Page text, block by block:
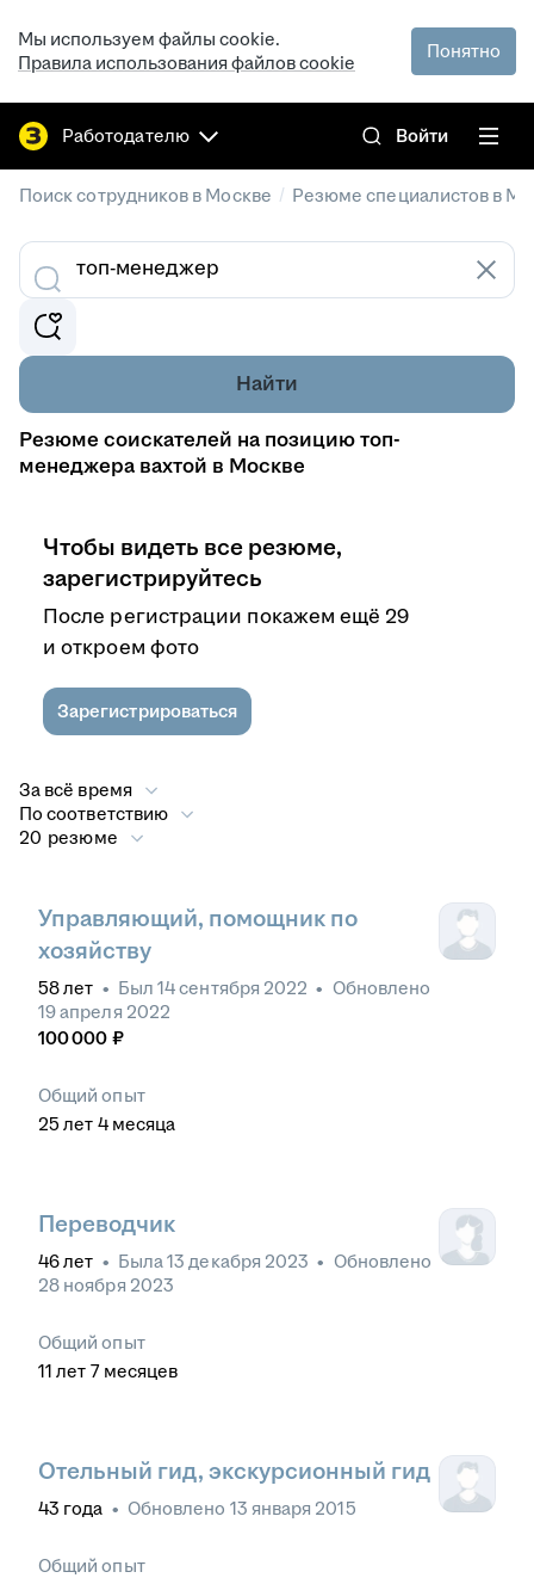
Мы используем файлы cookie.
Правила использования файлов cookie
Понятно
Работодателю Войти
Поиск сотрудников в Москве / Резюме специалистов в
Найти
Резюме соискателей на позицию топ-
менеджера вахтой в Москве
Чтобы видеть все резюме,
зарегистрируйтесь
После регистрации покажем ещё 29
и откроем фото
Зарегистрироваться
За всё время
По соответствию
20 резюме
Управляющий, помощник по
хозяйству
58лет • Был 14 сентября 2022 • Обновлено
19 апреля 2022
100 000 ₽
Общий опыт
25 лет 4 месяца
Переводчик
46лет • Была13 декабря 2023 • Обновлено
28 ноября 2023
Общий опыт
11 лет 7 месяцев
Отельный гид, экскурсионный гид
43 года • Обновлено 13 января 2015
Общий опыт